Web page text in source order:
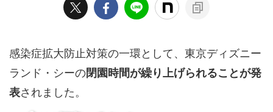
感染症拡大防止対策の一環として、東京ディズニー
ランド・シーの閉園時間が繰り上げられることが発
表されました。